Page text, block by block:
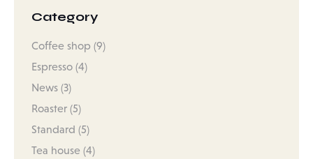
Category
Coffee shop (9)
Espresso (4)
News (3)
Roaster (5)
Standard (5)
Tea house (4)